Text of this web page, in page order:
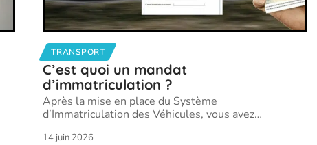
TRANSPORT
C’est quoi un mandat
d’immatriculation ?
Après la mise en place du Système
d’Immatriculation des Véhicules, vous avez…
14 juin 2026